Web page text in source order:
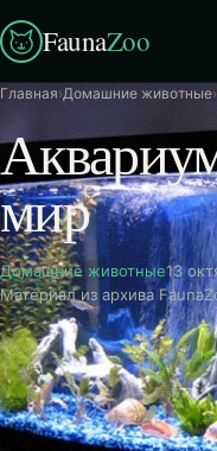
FaunaZoo
Главная›Домашние животные›
мир
Домашние животные13
Материал из архива